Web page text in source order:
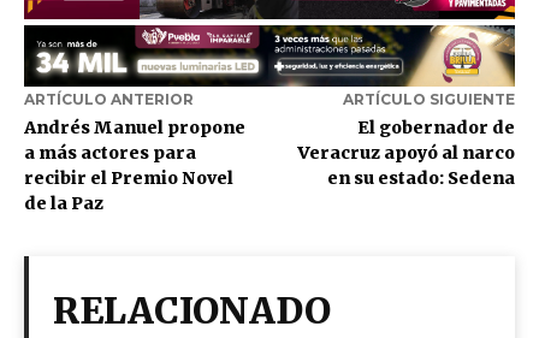
ARTÍCULO ANTERIOR
Andrés Manuel propone
a más actores para
recibir el Premio Novel
de la Paz
ARTÍCULO SIGUIENTE
El gobernador de
Veracruz apoyó al narco
en su estado: Sedena
RELACIONADO